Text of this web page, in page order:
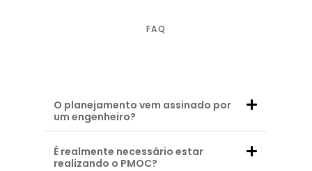
FAQ
O planejamento vem assinado por
um engenheiro?
É realmente necessário estar
realizando o PMOC?